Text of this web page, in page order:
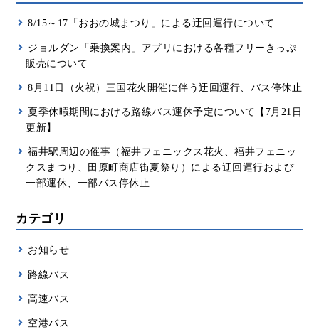
8/15～17「おおの城まつり」による迂回運行について
ジョルダン「乗換案内」アプリにおける各種フリーきっぷ
販売について
8月11日（火祝）三国花火開催に伴う迂回運行、バス停休止
夏季休暇期間における路線バス運休予定について【7月21日
更新】
福井駅周辺の催事（福井フェニックス花火、福井フェニッ
クスまつり、田原町商店街夏祭り）による迂回運行および
一部運休、一部バス停休止
カテゴリ
お知らせ
路線バス
高速バス
空港バス